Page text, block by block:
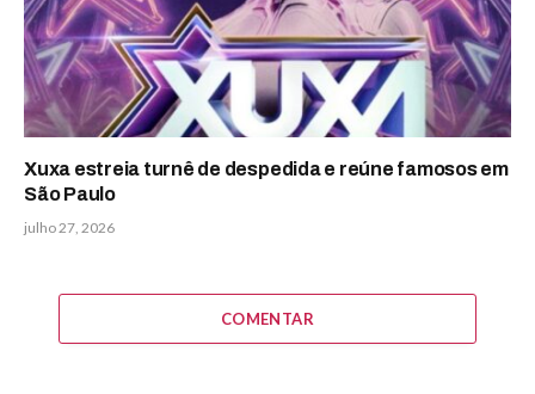
Xuxa estreia turnê de despedida e reúne famosos em
São Paulo
julho 27, 2026
COMENTAR